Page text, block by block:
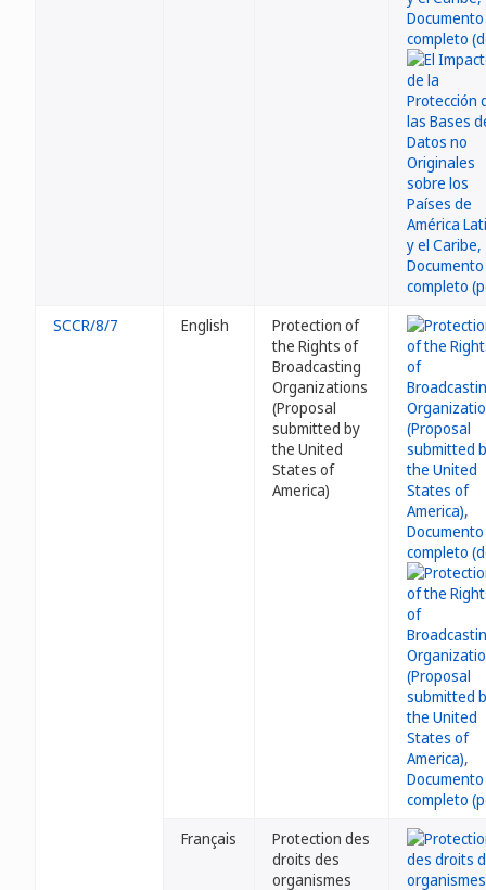
SCCR/8/7 English
Protection of
the Rights of
Broadcasting
Organizations
(Proposal
submitted by
the United
States of
America)
Français
Protection des
droits des
organismes